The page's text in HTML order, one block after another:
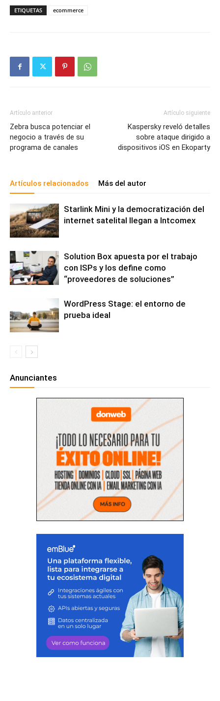
ETIQUETAS ecommerce
Artículo anterior
Zebra busca potenciar el
negocio a través de su
programa de canales
Artículo siguiente
Kaspersky reveló detalles
sobre ataque dirigido a
dispositivos iOS en Ekoparty
Artículos relacionados Más del autor
Starlink Mini y la democratización del
internet satelital llegan a Intcomex
Solution Box apuesta por el trabajo
con ISPs y los define como
“proveedores de soluciones”
WordPress Stage: el entorno de
prueba ideal
Anunciantes